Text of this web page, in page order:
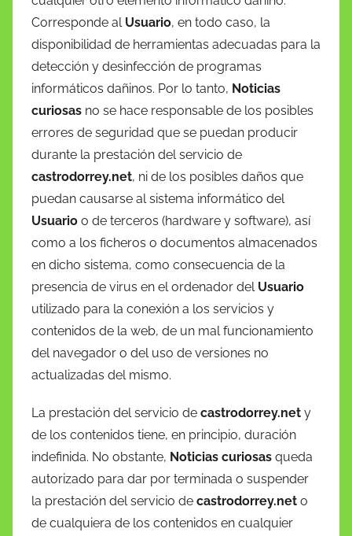
Corresponde al Usuario, en todo caso, la
disponibilidad de herramientas adecuadas para la
detección y desinfección de programas
informáticos dañinos. Por lo tanto, Noticias
curiosas no se hace responsable de los posibles
errores de seguridad que se puedan producir
durante la prestación del servicio de
castrodorrey.net, ni de los posibles daños que
puedan causarse al sistema informático del
Usuario o de terceros (hardware y software), así
como a los ficheros o documentos almacenados
en dicho sistema, como consecuencia de la
presencia de virus en el ordenador del Usuario
utilizado para la conexión a los servicios y
contenidos de la web, de un mal funcionamiento
del navegador o del uso de versiones no
actualizadas del mismo.
La prestación del servicio de castrodorrey.net y
de los contenidos tiene, en principio, duración
indefinida. No obstante, Noticias curiosas queda
autorizado para dar por terminada o suspender
la prestación del servicio de castrodorrey.net o
de cualquiera de los contenidos en cualquier